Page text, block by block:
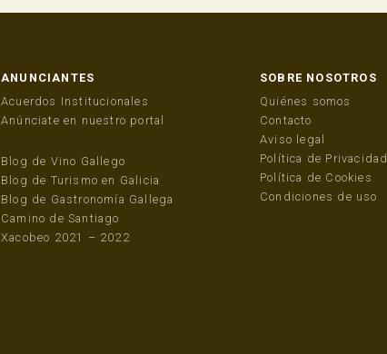
ANUNCIANTES
Acuerdos Institucionales
Anúnciate en nuestro portal
Blog de Vino Gallego
Blog de Turismo en Galicia
Blog de Gastronomía Gallega
Camino de Santiago
Xacobeo 2021 – 2022
SOBRE NOSOTROS
Quiénes somos
Contacto
Aviso legal
Política de Privacidad
Política de Cookies
Condiciones de uso